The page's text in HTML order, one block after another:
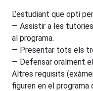
L’estudiant que opti
— Assistir a les
al programa.
— Presentar tots els
— Defensar oralment
Altres requisits
figuren en el programa